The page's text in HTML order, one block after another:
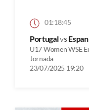
01:18:45
Portugalvs
U17 Women WSE
Jornada
23/07/2025 19:20